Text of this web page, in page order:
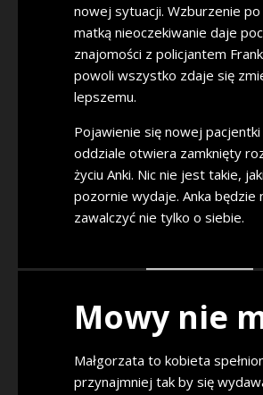
nowej sytuacji. Wzburzenie po
matką nieoczekiwanie daje
znajomości z policjantem
powoli wszystko zdaje się
lepszemu.
Pojawienie się nowej pacjentki
oddziale otwiera zamknięty
życiu Anki. Nic nie jest takie,
pozornie wydaje. Anka będzie
zawalczyć nie tylko o siebie.
Mowy nie
Małgorzata to kobieta
przynajmniej tak by się